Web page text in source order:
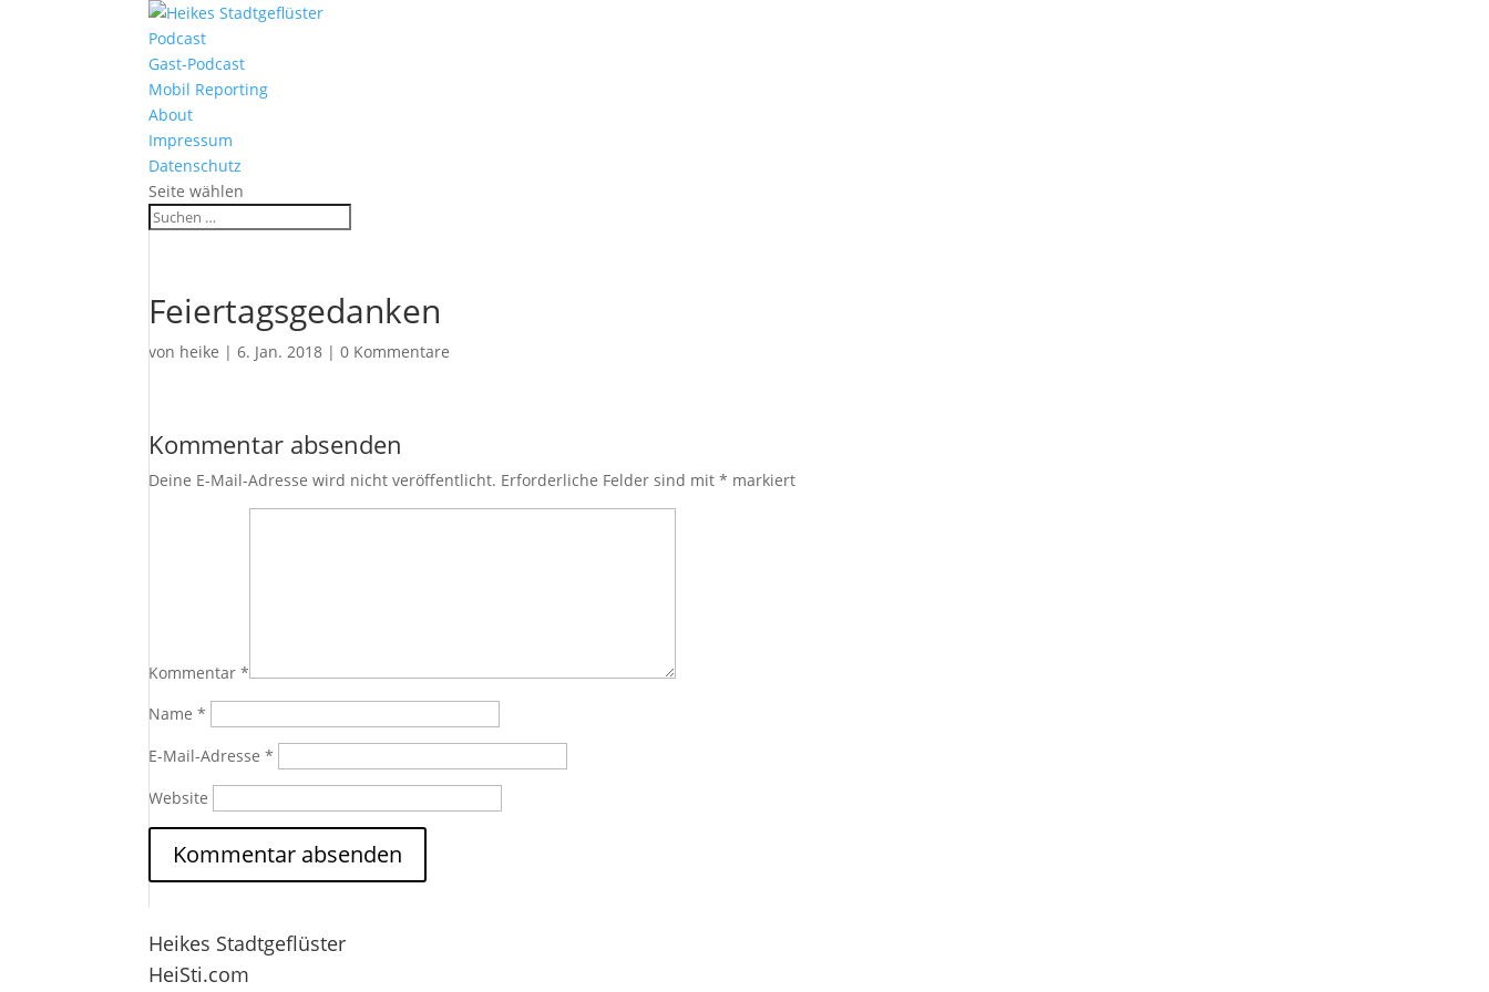
Podcast
Gast-Podcast
Mobil Reporting
About
Impressum
Datenschutz
Seite wählen
Feiertagsgedanken
von heike |6. Jan. 2018 |0 Kommentare
Kommentar absenden
Deine E-Mail-Adresse wird nicht veröffentlicht. Erforderliche Felder sind mit* markiert
Kommentar*
Name*
E-Mail-Adresse*
Website
Heikes Stadtgeflüster
HeiSti.com